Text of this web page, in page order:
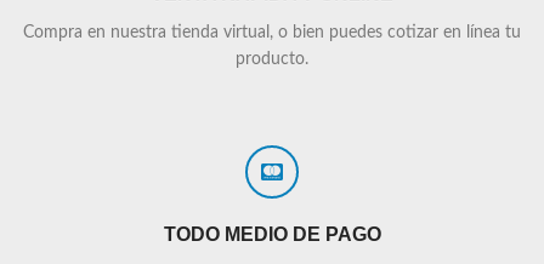
Compra en nuestra tienda virtual, o bien puedes cotizar en línea tu
producto.
TODO MEDIO DE PAGO